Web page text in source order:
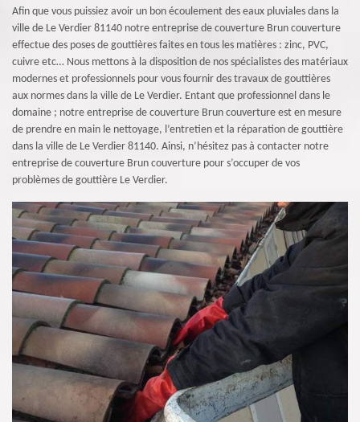
Afin que vous puissiez avoir un bon écoulement des eaux pluviales dans la
ville de Le Verdier 81140 notre entreprise de couverture Brun couverture
effectue des poses de gouttières faites en tous les matières : zinc, PVC,
cuivre etc… Nous mettons à la disposition de nos spécialistes des matériaux
modernes et professionnels pour vous fournir des travaux de gouttières
aux normes dans la ville de Le Verdier. Entant que professionnel dans le
domaine ; notre entreprise de couverture Brun couverture est en mesure
de prendre en main le nettoyage, l’entretien et la réparation de gouttière
dans la ville de Le Verdier 81140. Ainsi, n’hésitez pas à contacter notre
entreprise de couverture Brun couverture pour s’occuper de vos
problèmes de gouttière Le Verdier.